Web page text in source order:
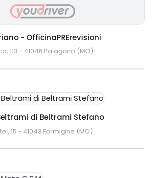
- OfficinaPRErevisioni
113 - 41046 Palagano (MO)
di Beltrami Stefano
15 - 41043 Formigine (MO)